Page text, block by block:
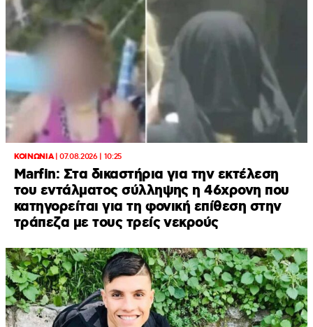
ΚΟΙΝΩΝΙΑ|07.08.2026 | 10:25
Marfin: Στα δικαστήρια για την εκτέλεση
του εντάλματος σύλληψης η 46χρονη που
κατηγορείται για τη φονική επίθεση στην
τράπεζα με τους τρείς νεκρούς